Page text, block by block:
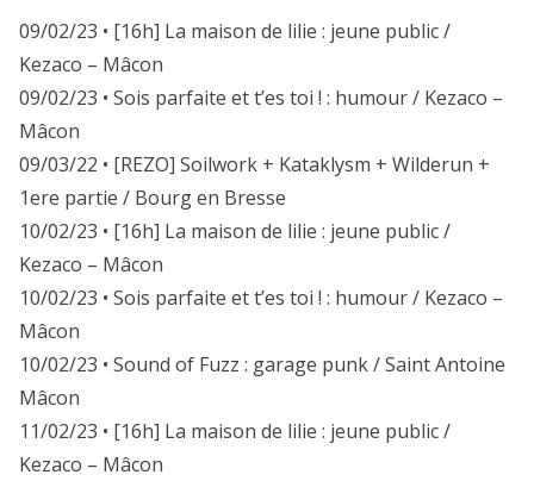
09/02/23 • [16h] La maison de lilie : jeune public /
Kezaco – Mâcon
09/02/23 • Sois parfaite et t’es toi ! : humour / Kezaco –
Mâcon
09/03/22 • [REZO] Soilwork + Kataklysm + Wilderun +
1ere partie / Bourg en Bresse
10/02/23 • [16h] La maison de lilie : jeune public /
Kezaco – Mâcon
10/02/23 • Sois parfaite et t’es toi ! : humour / Kezaco –
Mâcon
10/02/23 • Sound of Fuzz : garage punk / Saint Antoine
Mâcon
11/02/23 • [16h] La maison de lilie : jeune public /
Kezaco – Mâcon